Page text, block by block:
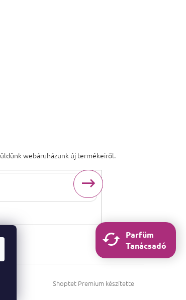
webáruházunk új termékeiről.
Shoptet Premium készítette
Parfüm
Tanácsadó